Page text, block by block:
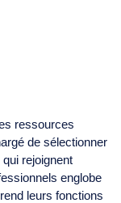
ressources
de sélectionner
rejoignent
englobe
leurs fonctions